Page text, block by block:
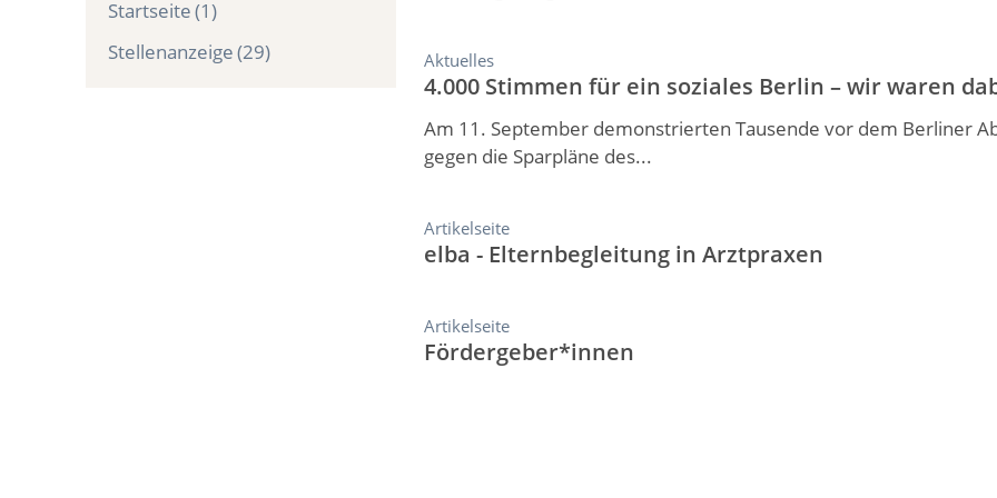
Startseite(1)
Stellenanzeige(29) Aktuelles
4.000 Stimmen für ein soziales Berlin – wir waren
Am 11. September demonstrierten Tausende vor dem Berliner
gegen die Sparpläne des...
Artikelseite
elba - Elternbegleitung in Arztpraxen
Artikelseite
Fördergeber*innen